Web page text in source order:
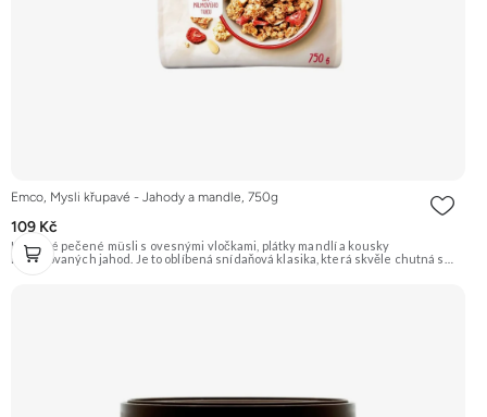
Emco, Mysli křupavé - Jahody a mandle, 750g
109 Kč
Křupavé pečené müsli s ovesnými vločkami, plátky mandlí a kousky
lyofilizovaných jahod. Je to oblíbená snídaňová klasika, která skvěle chutná s